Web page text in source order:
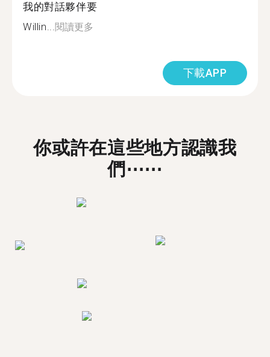
我的對話夥伴要
Willin...閱讀更多
下載APP
你或許在這些地方認識我
們⋯⋯